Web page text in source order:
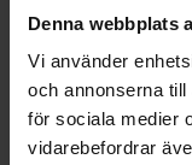
Denna webbplats
Vi använder
och annonserna
för sociala medier
vidarebefordrar
Vikt utan motor
Antal personer
Minsta
Maximal